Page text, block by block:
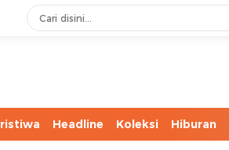
Headline Koleksi Hiburan